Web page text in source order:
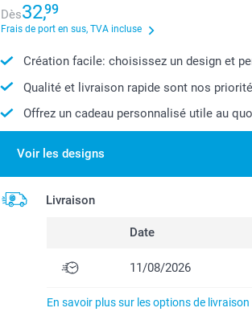
Dès32,99
Frais de port en sus, TVA incluse
Création facile: choisissez un design et
Qualité et livraison rapide sont nos
Offrez un cadeau personnalisé utile au
Voir les designs
Livraison
Date
11/08/2026
En savoir plus sur les options de livraison